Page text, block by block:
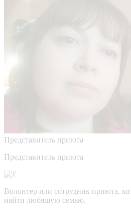
Представитель приюта
Представитель приюта
Волонтер или сотрудник приюта,
найти любящую семью.